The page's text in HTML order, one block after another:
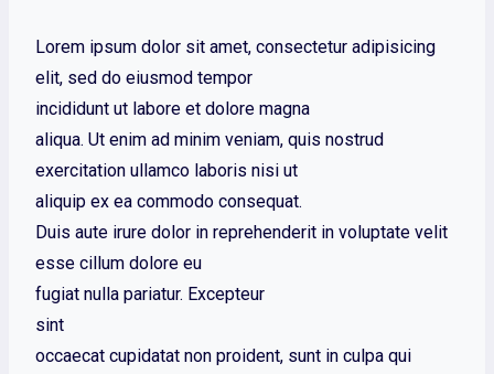
Lorem ipsum dolor sit amet, consectetur adipisicing
elit, sed do eiusmod tempor
incididunt ut labore et dolore magna
aliqua. Ut enim ad minim veniam, quis nostrud
exercitation ullamco laboris nisi ut
aliquip ex ea commodo consequat.
Duis aute irure dolor in reprehenderit in voluptate velit
esse cillum dolore eu
fugiat nulla pariatur. Excepteur
sint
occaecat cupidatat non proident, sunt in culpa qui